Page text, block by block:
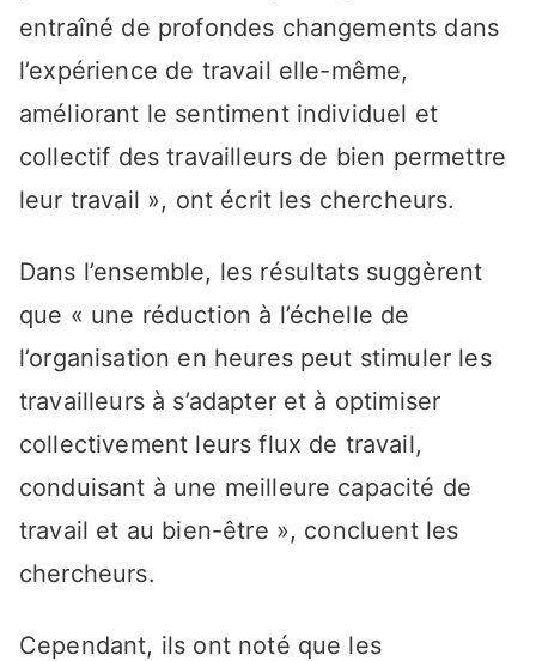
entraîné de profondes changements dans
l’expérience de travail elle-même,
améliorant le sentiment individuel et
collectif des travailleurs de bien permettre
leur travail », ont écrit les chercheurs.
Dans l’ensemble, les résultats suggèrent
que « une réduction à l’échelle de
l’organisation en heures peut stimuler les
travailleurs à s’adapter et à optimiser
collectivement leurs flux de travail,
conduisant à une meilleure capacité de
travail et au bien-être », concluent les
chercheurs.
Cependant, ils ont noté que les